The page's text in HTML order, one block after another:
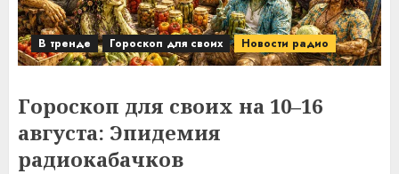
В тренде Гороскоп для своих Новости радио
Гороскоп для своих на 10–16
августа: Эпидемия
радиокабачков